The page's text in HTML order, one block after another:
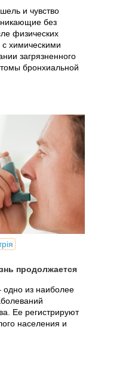
и чувство
без
физических
с химическими
загрязненного
бронхиальной
продолжается
одно из наиболее
Ее регистрируют
населения и